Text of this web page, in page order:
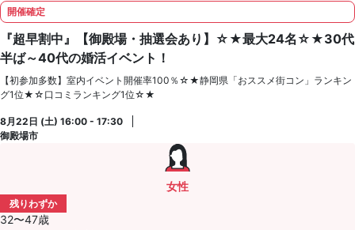
開催確定
『超早割中』【御殿場・抽選会あり】☆★最大24名☆★30代
半ば～40代の婚活イベント！
【初参加多数】室内イベント開催率100％☆★静岡県「おススメ街コン」ランキン
グ1位★☆口コミランキング1位☆★
8月22日 (土) 16:00 - 17:30
御殿場市
女性
残りわずか
32〜47歳